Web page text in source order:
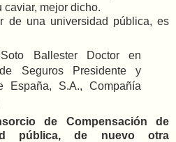
caviar, mejor dicho.
de una universidad pública, es
BallesterDoctor en
Seguros Presidente y
España, S.A., Compañía
de Compensación de
pública, de nuevo otra